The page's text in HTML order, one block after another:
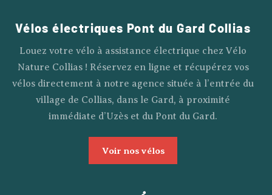
Vélos électriques Pont du Gard Collias
Louez votre vélo à assistance électrique chez Vélo
Nature Collias ! Réservez en ligne et récupérez vos
vélos directement à notre agence située à l’entrée du
village de Collias, dans le Gard, à proximité
immédiate d’Uzès et du Pont du Gard.
Voir nos vélos